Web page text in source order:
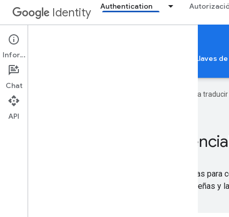
Identity Authentication
Credential Management
Acceder con Google Llaves
Google utiliza tecnología de IA para
Uso compartido de
Usa el uso compartido de credenciales sin problemas
evita los restablecimientos innecesarios de contraseñas y
Información
Chat
API